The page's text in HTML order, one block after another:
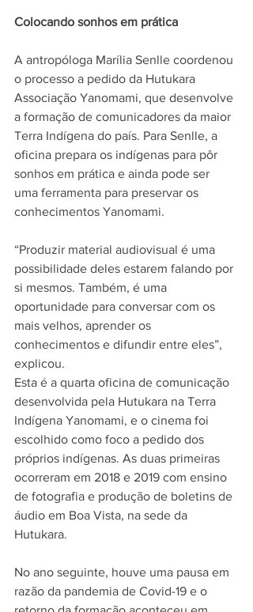
Colocando sonhos em prática
A antropóloga Marília Senlle coordenou
o processo a pedido da Hutukara
Associação Yanomami, que desenvolve
a formação de comunicadores da maior
Terra Indígena do país. Para Senlle, a
oficina prepara os indígenas para pôr
sonhos em prática e ainda pode ser
uma ferramenta para preservar os
conhecimentos Yanomami.
“Produzir material audiovisual é uma
possibilidade deles estarem falando por
si mesmos. Também, é uma
oportunidade para conversar com os
mais velhos, aprender os
conhecimentos e difundir entre eles”,
explicou.
Esta é a quarta oficina de comunicação
desenvolvida pela Hutukara na Terra
Indígena Yanomami, e o cinema foi
escolhido como foco a pedido dos
próprios indígenas. As duas primeiras
ocorreram em 2018 e 2019 com ensino
de fotografia e produção de boletins de
áudio em Boa Vista, na sede da
Hutukara.
No ano seguinte, houve uma pausa em
razão da pandemia de Covid-19 e o